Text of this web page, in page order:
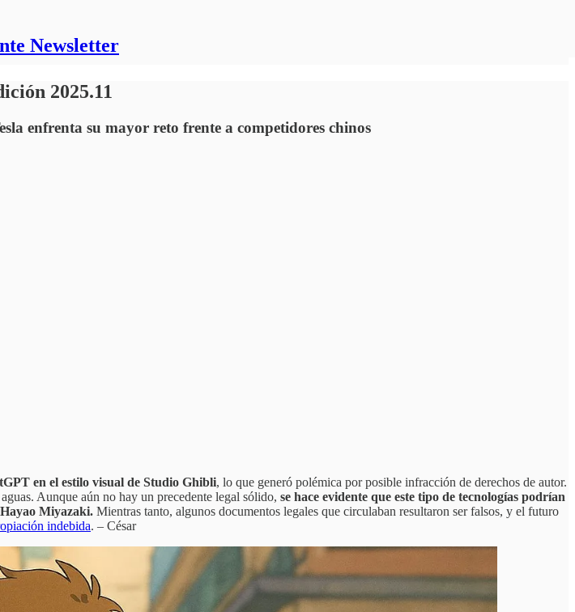
Newsletter
2025.11
enfrenta su mayor reto frente a competidores chinos
en el estilo visual de Studio Ghibli, lo que generó polémica por posible infracción de derechos de autor.
Aunque aún no hay un precedente legal sólido, se hace evidente que este tipo de tecnologías podrían
Miyazaki. Mientras tanto, algunos documentos legales que circulaban resultaron ser falsos, y el futuro
indebida. – César